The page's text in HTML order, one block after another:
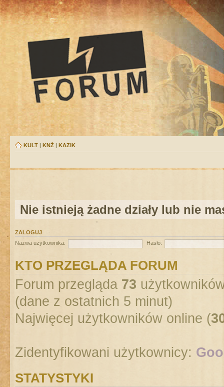
KULT | KNŻ | KAZIK
Nie istnieją żadne działy lub nie
ZALOGUJ
Nazwa użytkownika:
Hasło:
KTO PRZEGLĄDA FORUM
Forum przegląda 73
(dane z ostatnich 5 minut)
Najwięcej użytkowników online (
Zidentyfikowani użytkownicy:
STATYSTYKI